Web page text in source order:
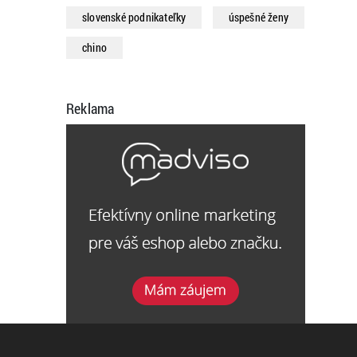
slovenské podnikateľky
úspešné ženy
chino
Reklama